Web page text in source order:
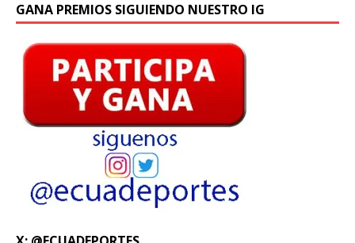
GANA PREMIOS SIGUIENDO NUESTRO IG